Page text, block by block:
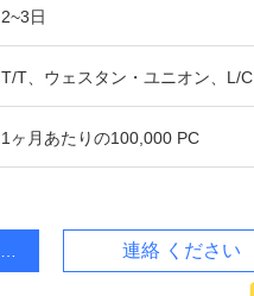
2~3日
T/T、ウェスタン・ユニオン、L/C
1ヶ月あたりの100,000 PC
る 連絡 ください